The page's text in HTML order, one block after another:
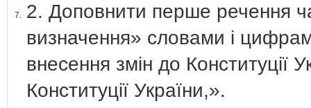
7. 2. Доповнити перше речення
визначення» словами і
внесення змін до Конституції
Конституції України,».